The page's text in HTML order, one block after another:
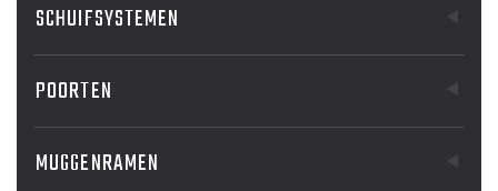
SCHUIFSYSTEMEN
POORTEN
MUGGENRAMEN